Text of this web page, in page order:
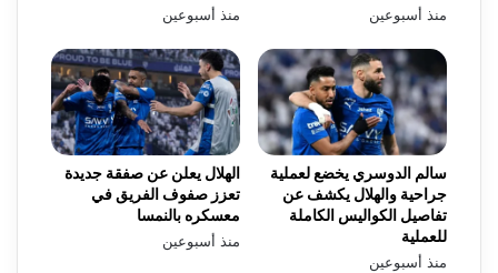
منذ أسبوعين منذ أسبوعين
الهلال يعلن عن صفقة جديدة
تعزز صفوف الفريق في
معسكره بالنمسا
منذ أسبوعين
سالم الدوسري يخضع لعملية
جراحية والهلال يكشف عن
تفاصيل الكواليس الكاملة
للعملية
منذ أسبوعين